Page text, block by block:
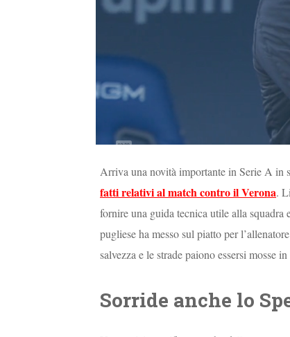
Arriva una novità importante in Serie A in
fatti relativi al match contro il Verona.
fornire una guida tecnica utile alla squadra
pugliese ha messo sul piatto per
salvezza e le strade paiono essersi mosse
Sorride anche lo